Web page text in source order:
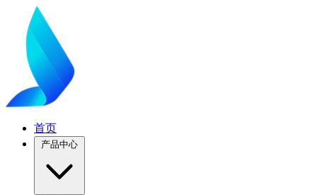
首页
产品中心